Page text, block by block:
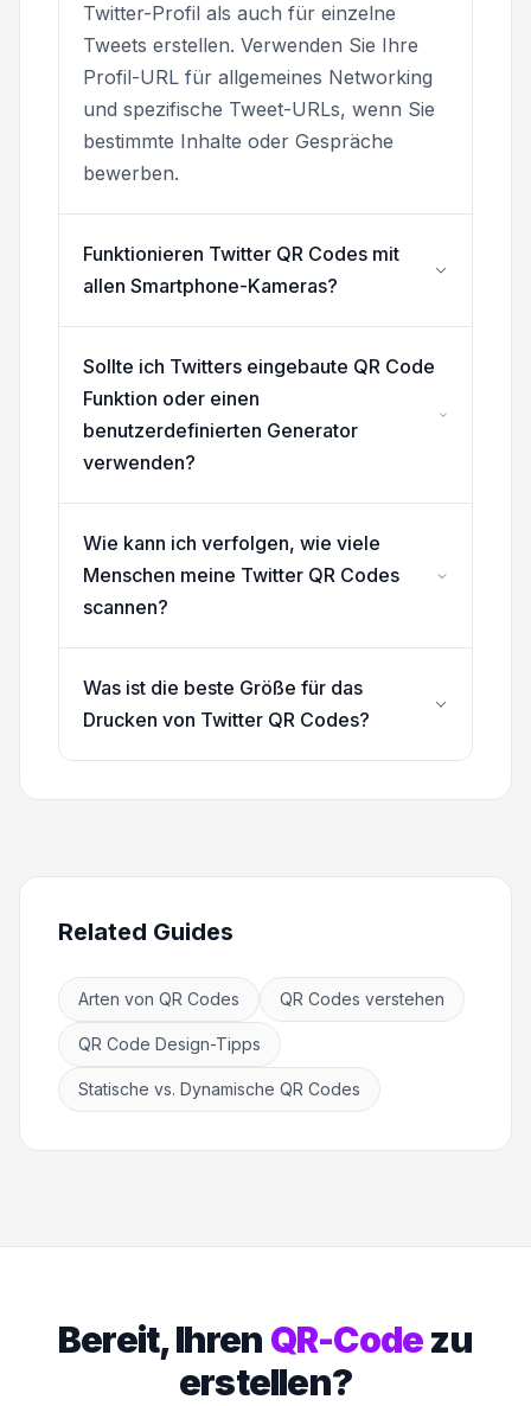
Twitter-Profil als auch für einzelne
Tweets erstellen. Verwenden Sie Ihre
Profil-URL für allgemeines Networking
und spezifische Tweet-URLs, wenn Sie
bestimmte Inhalte oder Gespräche
bewerben.
Funktionieren Twitter QR Codes mit
allen Smartphone-Kameras?
Sollte ich Twitters eingebaute QR Code
Funktion oder einen
benutzerdefinierten Generator
verwenden?
Wie kann ich verfolgen, wie viele
Menschen meine Twitter QR Codes
scannen?
Was ist die beste Größe für das
Drucken von Twitter QR Codes?
Related Guides
Arten von QR Codes QR Codes verstehen
QR Code Design-Tipps
Statische vs. Dynamische QR Codes
Bereit, Ihren QR-Codezu
erstellen?